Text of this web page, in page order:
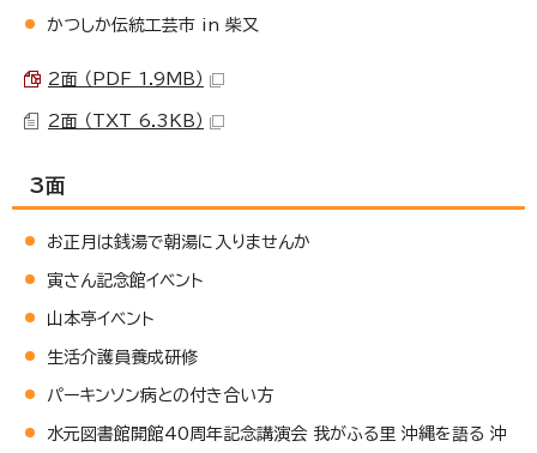
かつしか伝統工芸市 in 柴又
2面 （PDF 1.9MB）
2面 （TXT 6.3KB）
3面
お正月は銭湯で朝湯に入りませんか
寅さん記念館イベント
山本亭イベント
生活介護員養成研修
パーキンソン病との付き合い方
水元図書館開館40周年記念講演会 我がふる里 沖縄を語る 沖